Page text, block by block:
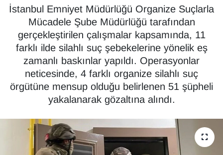
İstanbul Emniyet Müdürlüğü Organize Suçlarla
Mücadele Şube Müdürlüğü tarafından
gerçekleştirilen çalışmalar kapsamında, 11
farklı ilde silahlı suç şebekelerine yönelik eş
zamanlı baskınlar yapıldı. Operasyonlar
neticesinde, 4 farklı organize silahlı suç
örgütüne mensup olduğu belirlenen 51 şüpheli
yakalanarak gözaltına alındı.
ÇEVRE
Deprem
Dernekler, Odalar
Diğer
EĞİTİM
Tüm Manşetler
Son Dakika Haberleri
Haber Arşivi